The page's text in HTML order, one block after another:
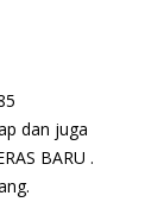
dan juga
BARU .